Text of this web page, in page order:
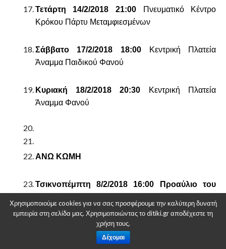
Τετάρτη 14/2/2018 21:00
Πνευματικό Κέντρο
Κρόκου Πάρτυ Μεταμφιεσμένων
Σάββατο 17/2/2018 18:00
Κεντρική Πλατεία
Άναμμα Παιδικού Φανού
Κυριακή 18/2/2018 20:30
Κεντρική Πλατεία
Άναμμα Φανού
ΑΝΩ ΚΩΜΗ
Τσικνοπέμπτη 8/2/2018 16:00
Προαύλιο του
Κυριακή 18/2/201817:00 Κεντρική Πλατεία:
Παρέλαση με άρματα
Χρησιμοποιούμε cookies για να σας προσφέρουμε την καλύτερη δυνατή
εμπειρία στη σελίδα μας. Χρησιμοποιώντας το ditiki.gr αποδέχεστε τη
χρήση τους.
Δέχομαι